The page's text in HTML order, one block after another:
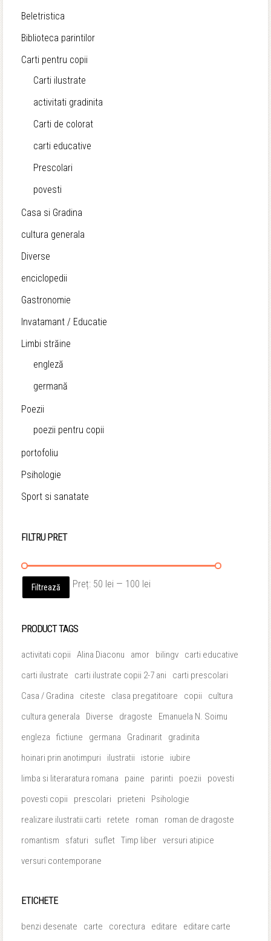
Beletristica
Biblioteca parintilor
Carti pentru copii
Carti ilustrate
activitati gradinita
Carti de colorat
carti educative
Prescolari
povesti
Casa si Gradina
cultura generala
Diverse
enciclopedii
Gastronomie
Invatamant / Educatie
Limbi străine
engleză
germană
Poezii
poezii pentru copii
portofoliu
Psihologie
Sport si sanatate
FILTRU PRET
Preț
Preț
Filtrează Preț: 50 lei — 100 lei
PRODUCT TAGS
activitati copii Alina Diaconu amor bilingv
carti educative
carti ilustrate
carti ilustrate copii 2-7 ani
carti prescolari
Casa / Gradina
citeste clasa pregatitoare copii
cultura
cultura generala
Diverse dragoste
Emanuela N. Soimu
engleza
fictiune germana Gradinarit
gradinita
hoinari prin anotimpuri
ilustratii istorie
iubire
limba si literaratura romana
paine parinti poezii
povesti
povesti copii
prescolari prieteni
Psihologie
realizare ilustratii carti
retete roman
roman de dragoste
romantism
sfaturi suflet Timp liber versuri atipice
versuri contemporane
ETICHETE
benzi desenate carte corectura editare
editare carte